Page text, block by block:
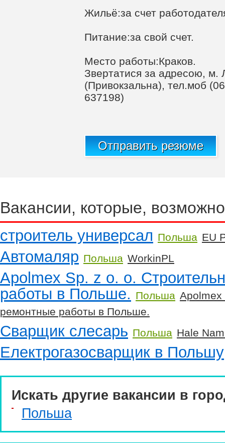
Жильё:за счет
Питание:за свой счет.
Место работы:Краков.
Звертатися за адресою, м.
(Привокзальна), тел.моб
637198)
Отправить резюме
Вакансии, которые,
строитель универсал Польша EU
Автомаляр Польша WorkinPL
Apolmex Sp. z o. o.
работы в Польше. Польша Apolmex
ремонтные работы в Польше.
Сварщик слесарь Польша Hale
Електрогазосварщик в Польшу
Искать другие вакансии в
Польша